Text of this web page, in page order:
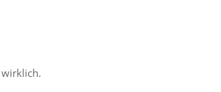
wirklich.